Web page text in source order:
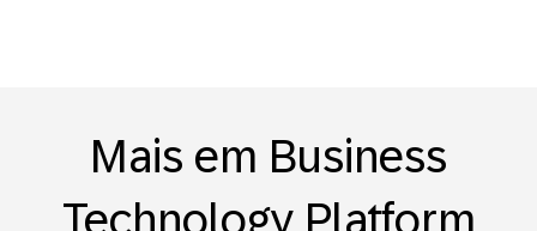
Mais em Business
Technology Platform